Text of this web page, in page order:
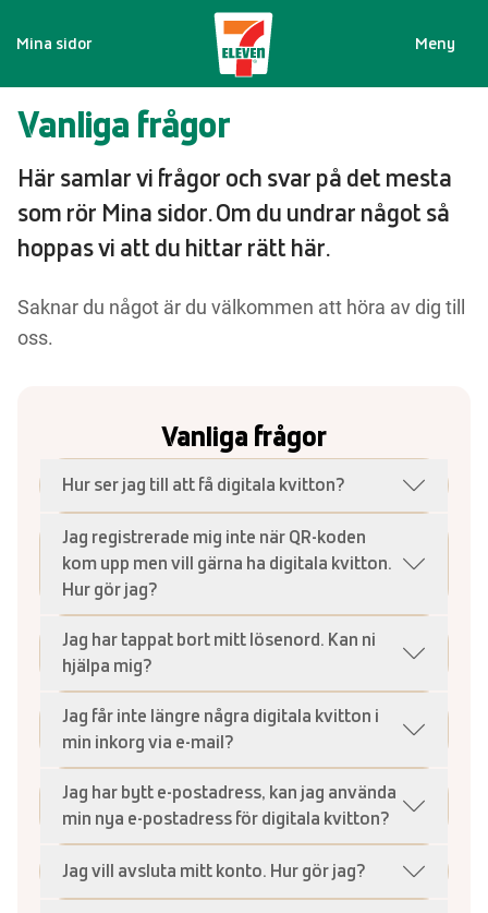
Mina sidor Meny
Vanliga frågor
Här samlar vi frågor och svar på det mesta
som rör Mina sidor. Om du undrar något så
hoppas vi att du hittar rätt här.
Saknar du något är du välkommen att höra av dig till
oss.
Vanliga frågor
Hur ser jag till att få digitala kvitton?
Jag registrerade mig inte när QR-koden
kom upp men vill gärna ha digitala kvitton.
Hur gör jag?
Jag har tappat bort mitt lösenord. Kan ni
hjälpa mig?
Jag får inte längre några digitala kvitton i
min inkorg via e-mail?
Jag har bytt e-postadress, kan jag använda
min nya e-postadress för digitala kvitton?
Jag vill avsluta mitt konto. Hur gör jag?